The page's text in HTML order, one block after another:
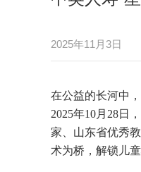
2025年11月3日
在公益的长河中
2025年10月28日
家、山东省优秀
术为桥，解锁儿